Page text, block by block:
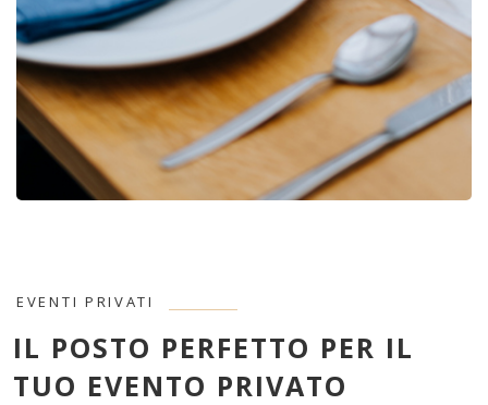
EVENTI PRIVATI
IL POSTO PERFETTO PER IL
TUO EVENTO PRIVATO